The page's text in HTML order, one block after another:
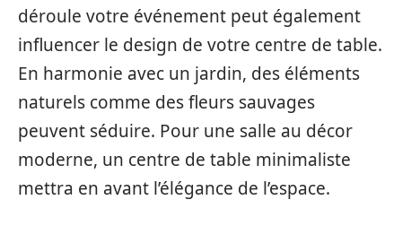
déroule votre événement peut également
influencer le design de votre centre de table.
En harmonie avec un jardin, des éléments
naturels comme des fleurs sauvages
peuvent séduire. Pour une salle au décor
moderne, un centre de table minimaliste
mettra en avant l’élégance de l’espace.